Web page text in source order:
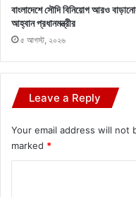
বাংলাদেশে সৌদি বিনিয়োগ আরও
আহ্বান প্রধানমন্ত্রীর
৫ আগস্ট, ২০২৬
Leave a Reply
Your email address will not
marked *